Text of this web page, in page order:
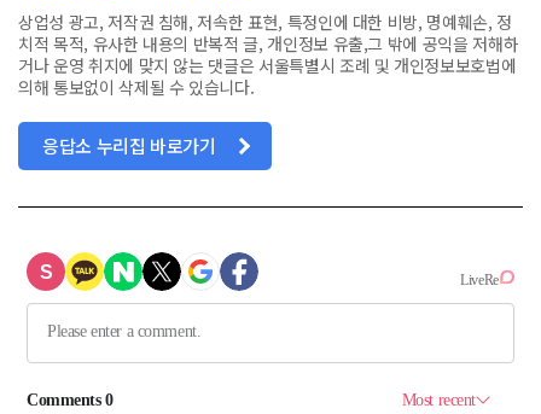
상업성 광고, 저작권 침해, 저속한 표현, 특정인에 대한 비방, 명예훼손, 정
치적 목적, 유사한 내용의 반복적 글, 개인정보 유출,그 밖에 공익을 저해하
거나 운영 취지에 맞지 않는 댓글은 서울특별시 조례 및 개인정보보호법에
의해 통보없이 삭제될 수 있습니다.
응답소 누리집 바로가기